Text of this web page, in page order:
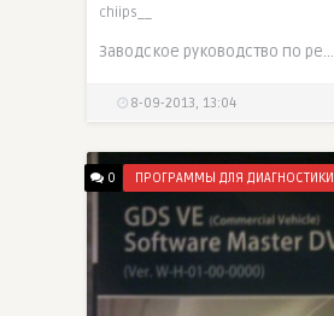
chiips__
Заводское руководство по ремонту и обслуживанию Land Rover Discovery 3 в кузове LA. Документация включает подробные инструкции по ремонту бензиновых двигателей 4.0L V6 и 4.4L V8, дизельного
8-09-2013, 13:04
0 ПРОГРАММЫ ДЛЯ ДИАГНОСТИКИ